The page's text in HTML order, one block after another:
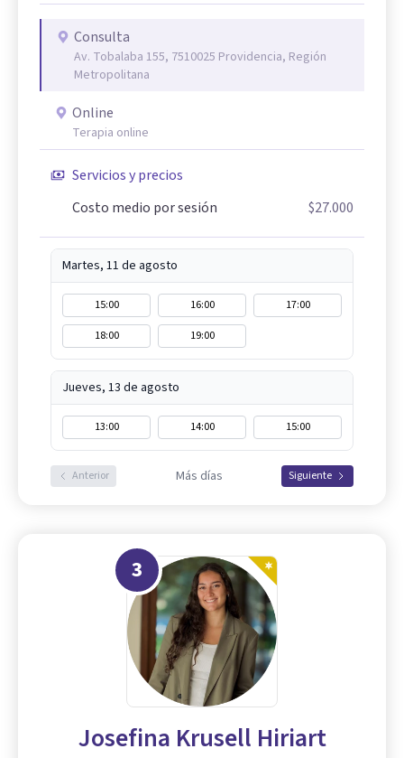
Consulta
Av. Tobalaba 155, 7510025 Providencia, Región
Metropolitana
Online
Terapia online
Servicios y precios
Costo medio por sesión
$27.000
Martes, 11 de agosto
15:00 16:00
17:00
18:00
19:00
Jueves, 13 de agosto
13:00 14:00 15:00
Anterior Más días Siguiente
3
Josefina Krusell Hiriart